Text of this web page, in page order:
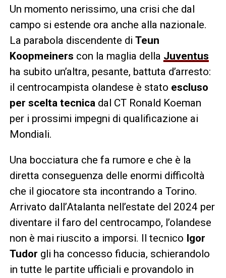
Un momento nerissimo, una crisi che dal
campo si estende ora anche alla nazionale.
La parabola discendente di Teun
Koopmeiners con la maglia della Juventus
ha subito un’altra, pesante, battuta d’arresto:
il centrocampista olandese è stato escluso
per scelta tecnica dal CT Ronald Koeman
per i prossimi impegni di qualificazione ai
Mondiali.
Una bocciatura che fa rumore e che è la
diretta conseguenza delle enormi difficoltà
che il giocatore sta incontrando a Torino.
Arrivato dall’Atalanta nell’estate del 2024 per
diventare il faro del centrocampo, l’olandese
non è mai riuscito a imporsi. Il tecnico Igor
Tudor gli ha concesso fiducia, schierandolo
in tutte le partite ufficiali e provandolo in